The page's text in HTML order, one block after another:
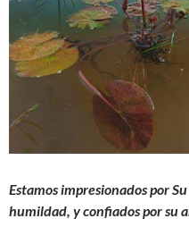
Estamos impresionados por
humildad, y confiados por su